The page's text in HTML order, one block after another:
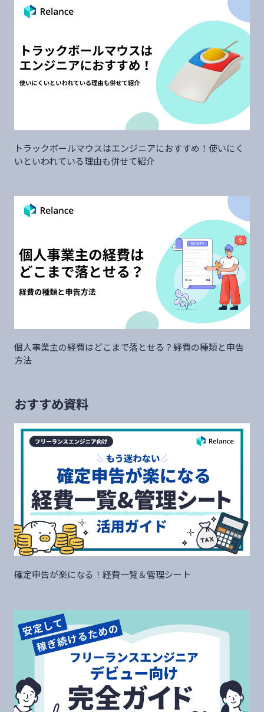
トラックボールマウスはエンジニアにおすすめ！使いにく
いといわれている理由も併せて紹介
個人事業主の経費はどこまで落とせる？経費の種類と申告
方法
おすすめ資料
確定申告が楽になる！経費一覧＆管理シート